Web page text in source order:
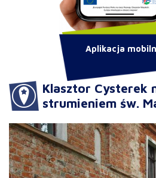
Klasztor Cysterek
strumieniem św.
Aplikacja